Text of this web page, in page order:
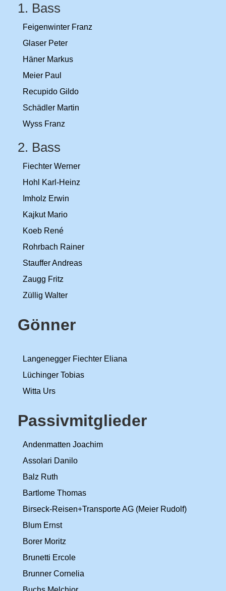
1. Bass
Feigenwinter Franz
Glaser Peter
Häner Markus
Meier Paul
Recupido Gildo
Schädler Martin
Wyss Franz
2. Bass
Fiechter Werner
Hohl Karl-Heinz
Imholz Erwin
Kajkut Mario
Koeb René
Rohrbach Rainer
Stauffer Andreas
Zaugg Fritz
Züllig Walter
Gönner
Langenegger Fiechter Eliana
Lüchinger Tobias
Witta Urs
Passivmitglieder
Andenmatten Joachim
Assolari Danilo
Balz Ruth
Bartlome Thomas
Birseck-Reisen+Transporte AG (Meier Rudolf)
Blum Ernst
Borer Moritz
Brunetti Ercole
Brunner Cornelia